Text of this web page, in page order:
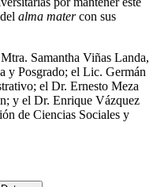
alma matercon sus
Samantha Viñas Landa,
y Posgrado; el Lic. Germán
el Dr. Ernesto Meza
y el Dr. Enrique Vázquez
de Ciencias Sociales y